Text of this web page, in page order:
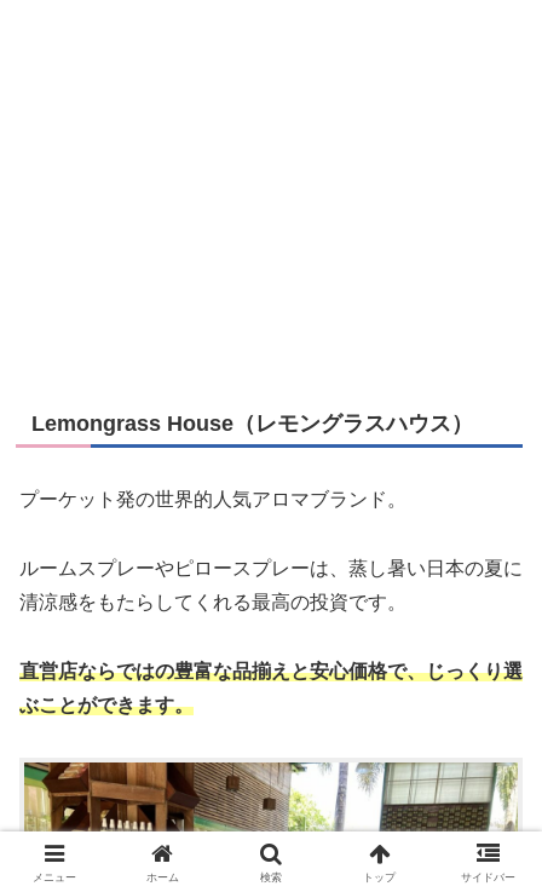
Lemongrass House（レモングラスハウス）
プーケット発の世界的人気アロマブランド。
ルームスプレーやピロースプレーは、蒸し暑い日本の夏に
清涼感をもたらしてくれる最高の投資です。
直営店ならではの豊富な品揃えと安心価格で、じっくり選
ぶことができます。
メニュー ホーム 検索 トップ サイドバー